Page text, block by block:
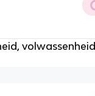
volwassenheid